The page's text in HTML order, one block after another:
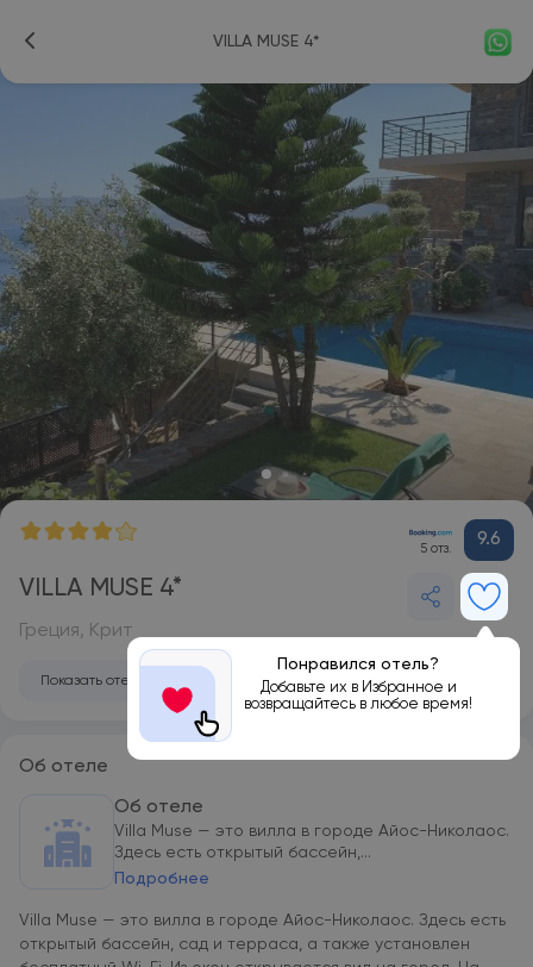
VILLA MUSE 4*
5 отз. 9.6
VILLA MUSE 4*
Понравился отель?
Добавьте их в Избранное и
возвращайтесь в любое время!
Греция, Крит
Показать отель на карте
Об отеле
Об отеле
Villa Muse — это вилла в городе Айос-Николаос.
Здесь есть открытый бассейн,...
Подробнее
Villa Muse — это вилла в городе Айос-Николаос. Здесь есть
открытый бассейн, сад и терраса, а также установлен